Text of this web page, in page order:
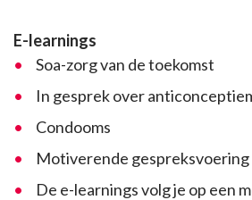
E-learnings
Soa-zorg van de toekomst
In gesprek over
Condooms
Motiverende gespreksvoering
De e-learnings volg je op een